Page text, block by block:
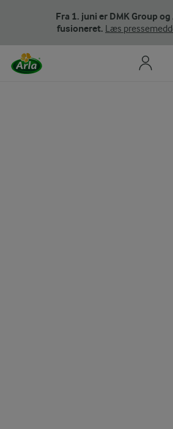
Fra 1. juni er DMK Group
fusioneret. Læs